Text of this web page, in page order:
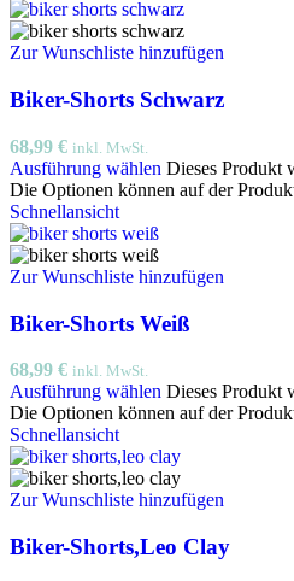
Zur Wunschliste hinzufügen
Biker-Shorts Schwarz
68,99 € inkl. MwSt.
Ausführung wählen Dieses Produkt
Die Optionen können auf der
Schnellansicht
Zur Wunschliste hinzufügen
Biker-Shorts Weiß
68,99 € inkl. MwSt.
Ausführung wählen Dieses Produkt
Die Optionen können auf der
Schnellansicht
Zur Wunschliste hinzufügen
Biker-Shorts,Leo Clay